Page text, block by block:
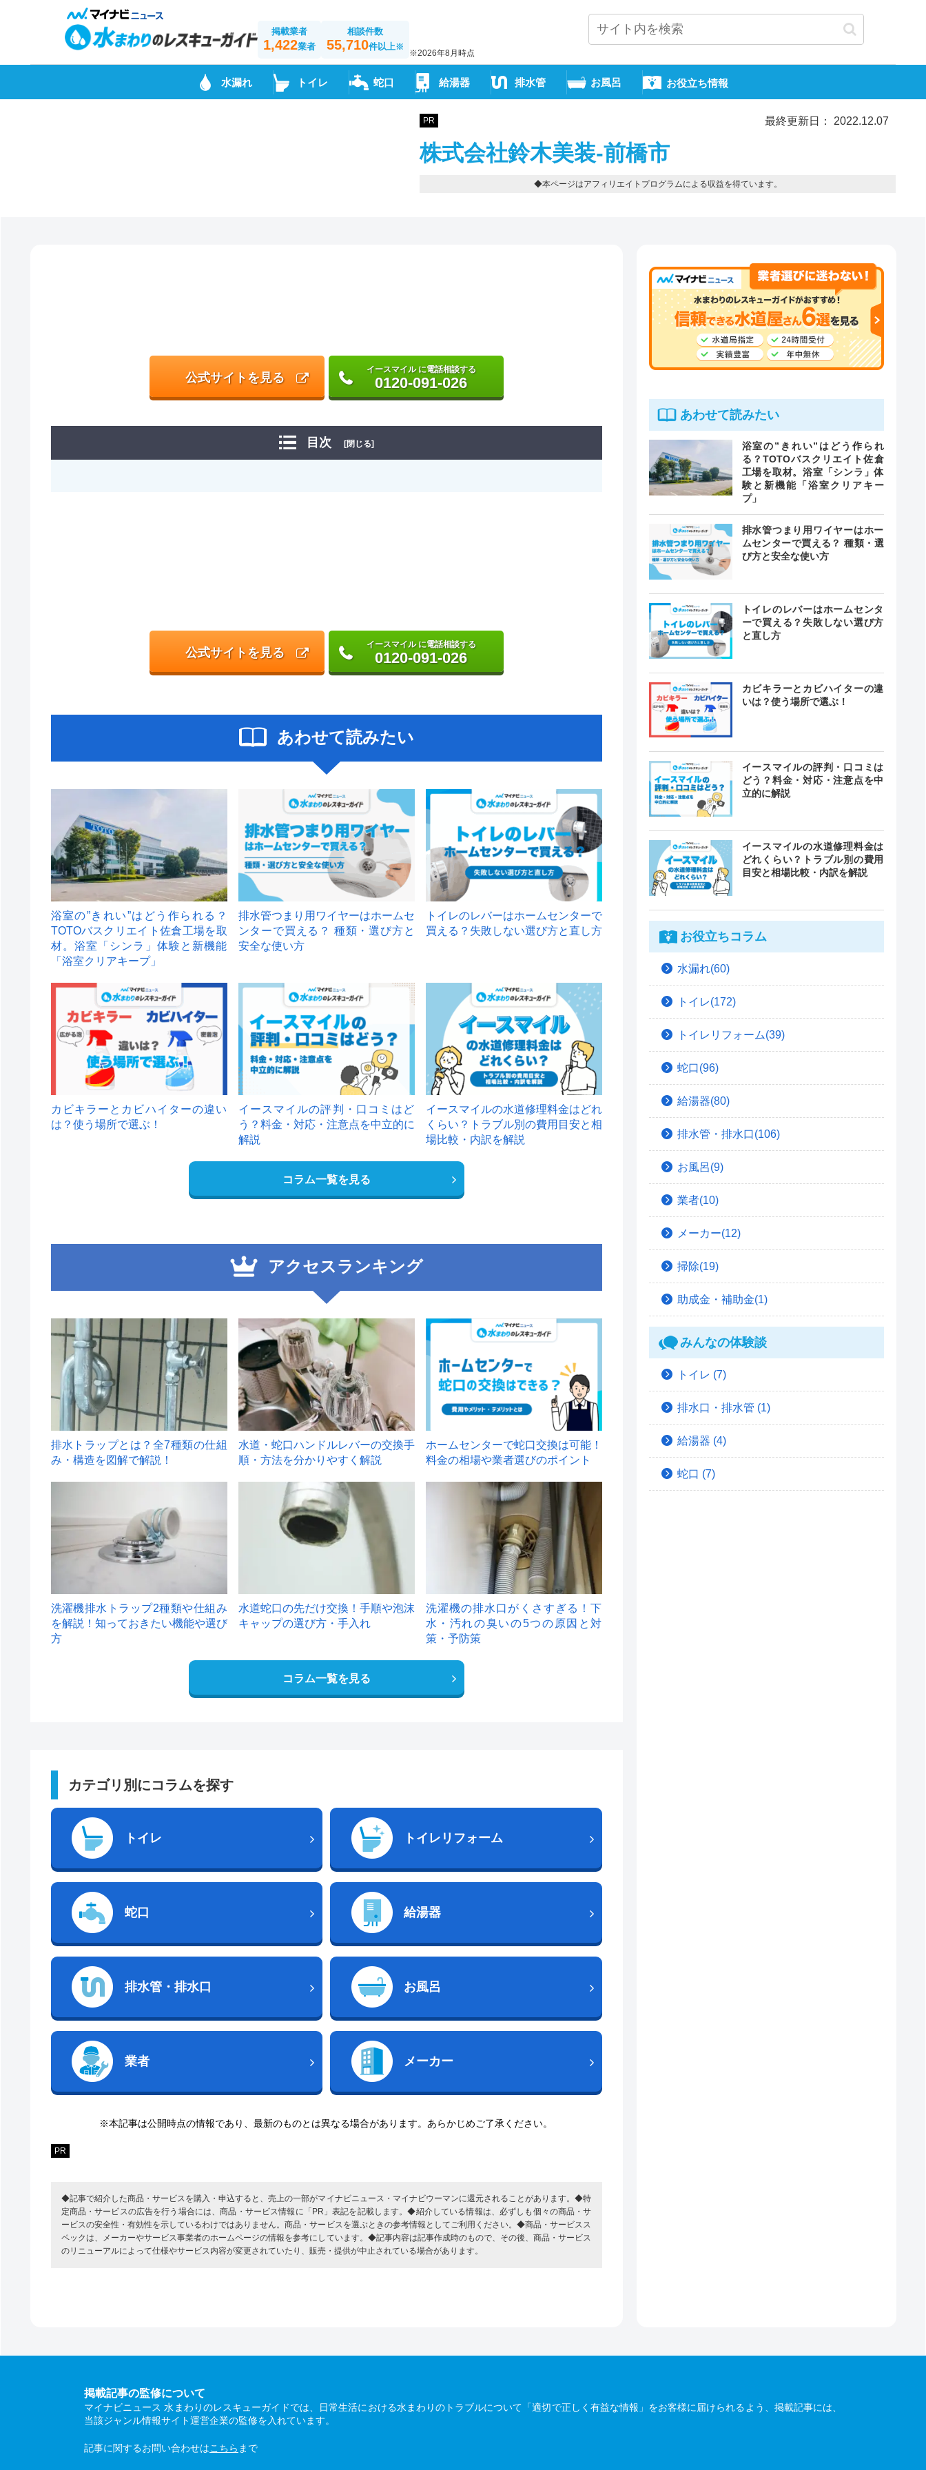
掲載業者
1,422業者
相談件数
55,710件以上※
※2026年8月時点
水漏れ トイレ 蛇口 給湯器 排水管 お風呂 お役立ち情報
PR 最終更新日： 2022.12.07
株式会社鈴木美装-前橋市
◆本ページはアフィリエイトプログラムによる収益を得ています。
公式サイトを見る
イースマイル に電話相談する
0120-091-026
目次 [閉じる]
公式サイトを見る
イースマイル に電話相談する
0120-091-026
あわせて読みたい
浴室の”きれい”はどう作られる？
TOTOバスクリエイト佐倉工場を取
材。浴室「シンラ」体験と新機能
「浴室クリアキープ」
排水管つまり用ワイヤーはホームセ
ンターで買える？ 種類・選び方と
安全な使い方
トイレのレバーはホームセンターで
買える？失敗しない選び方と直し方
カビキラーとカビハイターの違い
は？使う場所で選ぶ！
イースマイルの評判・口コミはど
う？料金・対応・注意点を中立的に
解説
イースマイルの水道修理料金はどれ
くらい？トラブル別の費用目安と相
場比較・内訳を解説
コラム一覧を見る
アクセスランキング
1
排水トラップとは？全7種類の仕組
み・構造を図解で解説！
2
水道・蛇口ハンドルレバーの交換手
順・方法を分かりやすく解説
ホームセンターで蛇口交換は可能！
料金の相場や業者選びのポイント
洗濯機排水トラップ2種類や仕組み
を解説！知っておきたい機能や選び
方
水道蛇口の先だけ交換！手順や泡沫
キャップの選び方・手入れ
洗濯機の排水口がくさすぎる！下
水・汚れの臭いの5つの原因と対
策・予防策
コラム一覧を見る
カテゴリ別にコラムを探す
トイレ トイレリフォーム
蛇口 給湯器
排水管・排水口 お風呂
業者 メーカー
※本記事は公開時点の情報であり、最新のものとは異なる場合があります。あらかじめご了承ください。
PR
◆記事で紹介した商品・サービスを購入・申込すると、売上の一部がマイナビニュース・マイナビウーマンに還元されることがあります。◆特
定商品・サービスの広告を行う場合には、商品・サービス情報に「PR」表記を記載します。◆紹介している情報は、必ずしも個々の商品・サ
ービスの安全性・有効性を示しているわけではありません。商品・サービスを選ぶときの参考情報としてご利用ください。◆商品・サービスス
ペックは、メーカーやサービス事業者のホームページの情報を参考にしています。◆記事内容は記事作成時のもので、その後、商品・サービス
のリニューアルによって仕様やサービス内容が変更されていたり、販売・提供が中止されている場合があります。
あわせて読みたい
浴室の”きれい”はどう作られ
る？TOTOバスクリエイト佐倉
工場を取材。浴室「シンラ」体
験と新機能「浴室クリアキー
プ」
排水管つまり用ワイヤーはホー
ムセンターで買える？ 種類・選
び方と安全な使い方
トイレのレバーはホームセンタ
ーで買える？失敗しない選び方
と直し方
カビキラーとカビハイターの違
いは？使う場所で選ぶ！
イースマイルの評判・口コミは
どう？料金・対応・注意点を中
立的に解説
イースマイルの水道修理料金は
どれくらい？トラブル別の費用
目安と相場比較・内訳を解説
お役立ちコラム
水漏れ(60)
トイレ(172)
トイレリフォーム(39)
蛇口(96)
給湯器(80)
排水管・排水口(106)
お風呂(9)
業者(10)
メーカー(12)
掃除(19)
助成金・補助金(1)
みんなの体験談
トイレ (7)
排水口・排水管 (1)
給湯器 (4)
蛇口 (7)
掲載記事の監修について
マイナビニュース 水まわりのレスキューガイドでは、日常生活における水まわりのトラブルについて「適切で正しく有益な情報」をお客様に届けられるよう、掲載記事には、
当該ジャンル情報サイト運営企業の監修を入れています。
記事に関するお問い合わせはこちら まで